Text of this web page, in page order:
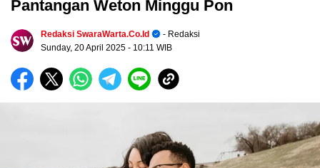
Pantangan Weton Minggu Pon
Redaksi SwaraWarta.co.id
- Redaksi
Sunday, 20 April 2025 - 10:11 WIB